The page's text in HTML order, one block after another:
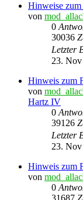
Hinweise
von
0
30036
Letzter
23.
Hinweis zum
von
Hartz IV
0
39126
Letzter
23.
Hinweis zum
von
0